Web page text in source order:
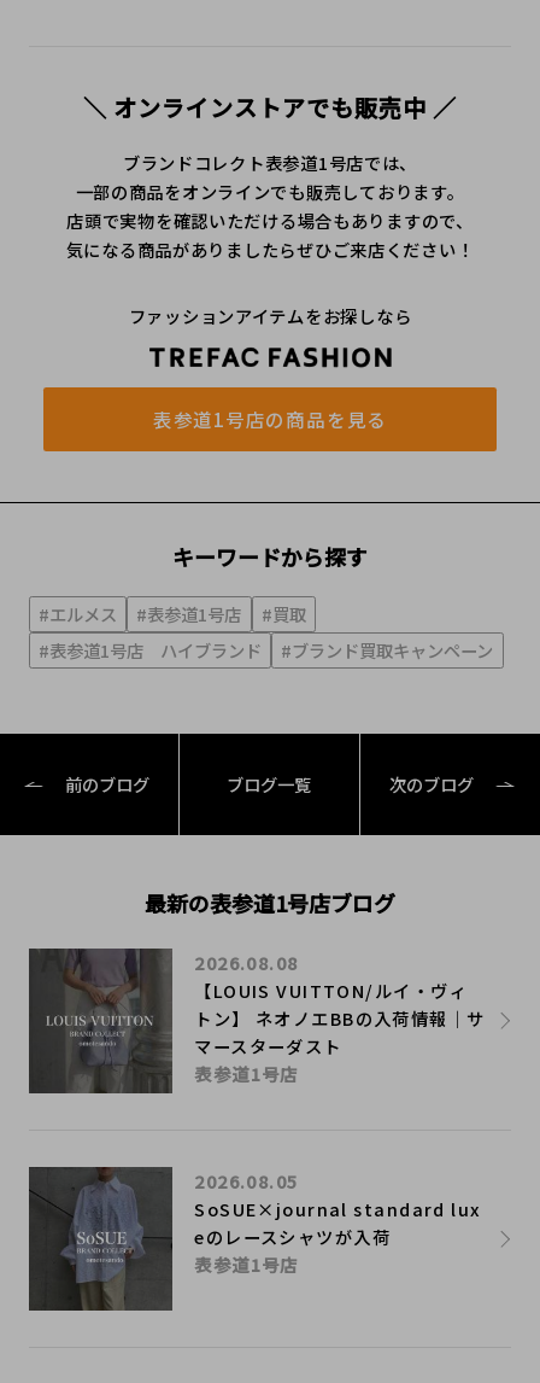
＼ オンラインストアでも販売中 ／
ブランドコレクト表参道1号店では、
一部の商品をオンラインでも販売しております。
店頭で実物を確認いただける場合もありますので、
気になる商品がありましたらぜひご来店ください！
ファッションアイテムをお探しなら
表参道1号店の商品を見る
キーワードから探す
#エルメス #表参道1号店
#買取
#表参道1号店 ハイブランド
#ブランド買取キャンペーン
前のブログ ブログ一覧 次のブログ
最新の表参道1号店ブログ
【LOUIS VUITTON/ルイ・ヴィ
トン】 ネオノエBBの入荷情報｜サ
マースターダスト
2026.08.08
表参道1号店
SoSUE×journal standard lux
eのレースシャツが入荷
2026.08.05
表参道1号店